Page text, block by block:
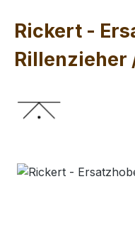
Rickert -
Rillenzieher
Bildergalerie